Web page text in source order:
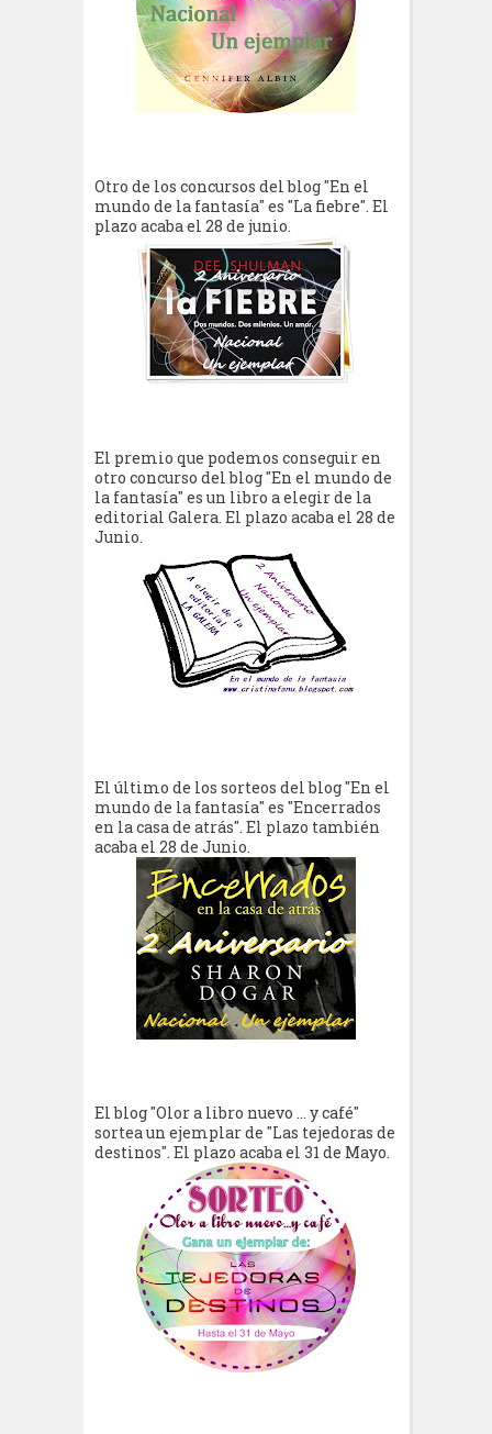
Otro de los concursos del blog "En el
mundo de la fantasía" es "La fiebre". El
plazo acaba el 28 de junio.
El premio que podemos conseguir en
otro concurso del blog "En el mundo de
la fantasía" es un libro a elegir de la
editorial Galera. El plazo acaba el 28 de
Junio.
El último de los sorteos del blog "En el
mundo de la fantasía" es "Encerrados
en la casa de atrás". El plazo también
acaba el 28 de Junio.
El blog "Olor a libro nuevo ... y café"
sortea un ejemplar de "Las tejedoras de
destinos". El plazo acaba el 31 de Mayo.